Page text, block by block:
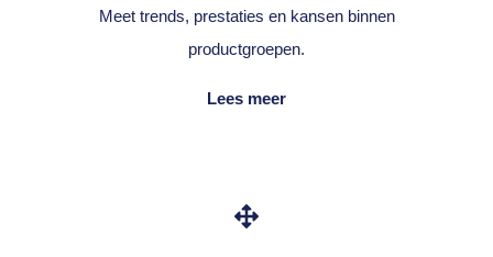
Meet trends, prestaties en kansen binnen
productgroepen.
Lees meer